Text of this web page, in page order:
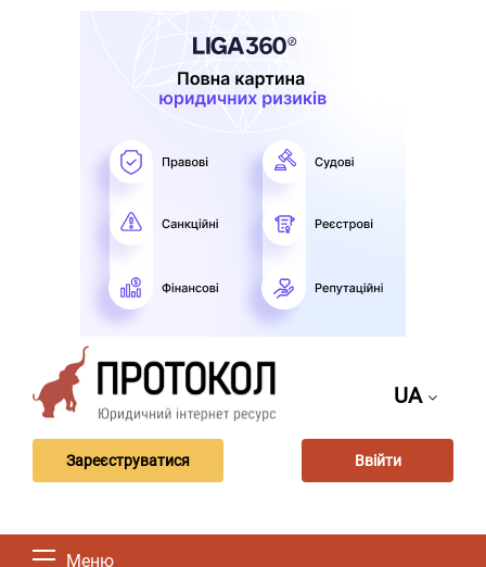
UA
Зареєструватися Ввійти
Меню